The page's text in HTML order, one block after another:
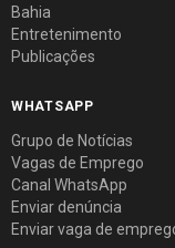
Bahia
Entretenimento
Publicações
WHATSAPP
Grupo de Notícias
Vagas de Emprego
Canal WhatsApp
Enviar denúncia
Enviar vaga de